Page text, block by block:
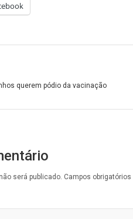
querem pódio da vacinação
será publicado. Campos